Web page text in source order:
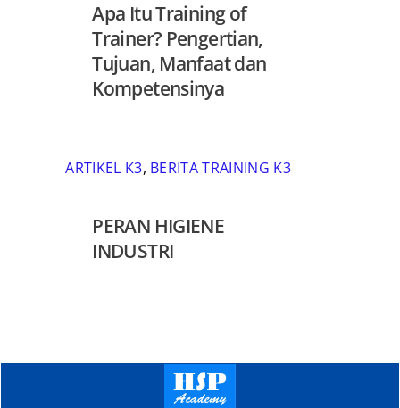
Apa Itu Training of
Trainer? Pengertian,
Tujuan, Manfaat dan
Kompetensinya
ARTIKEL K3, BERITA TRAINING K3
PERAN HIGIENE
INDUSTRI